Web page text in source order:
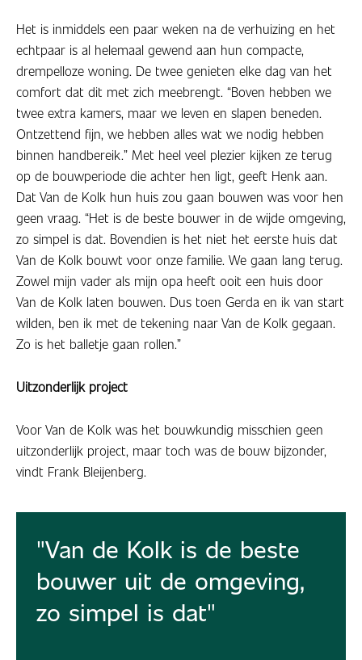
Het is inmiddels een paar weken na de verhuizing en het
echtpaar is al helemaal gewend aan hun compacte,
drempelloze woning. De twee genieten elke dag van het
comfort dat dit met zich meebrengt. “Boven hebben we
twee extra kamers, maar we leven en slapen beneden.
Ontzettend fijn, we hebben alles wat we nodig hebben
binnen handbereik.” Met heel veel plezier kijken ze terug
op de bouwperiode die achter hen ligt, geeft Henk aan.
Dat Van de Kolk hun huis zou gaan bouwen was voor hen
geen vraag. “Het is de beste bouwer in de wijde omgeving,
zo simpel is dat. Bovendien is het niet het eerste huis dat
Van de Kolk bouwt voor onze familie. We gaan lang terug.
Zowel mijn vader als mijn opa heeft ooit een huis door
Van de Kolk laten bouwen. Dus toen Gerda en ik van start
wilden, ben ik met de tekening naar Van de Kolk gegaan.
Zo is het balletje gaan rollen.”
Uitzonderlijk project
Voor Van de Kolk was het bouwkundig misschien geen
uitzonderlijk project, maar toch was de bouw bijzonder,
vindt Frank Bleijenberg.
Van de Kolk is de beste
bouwer uit de omgeving,
zo simpel is dat